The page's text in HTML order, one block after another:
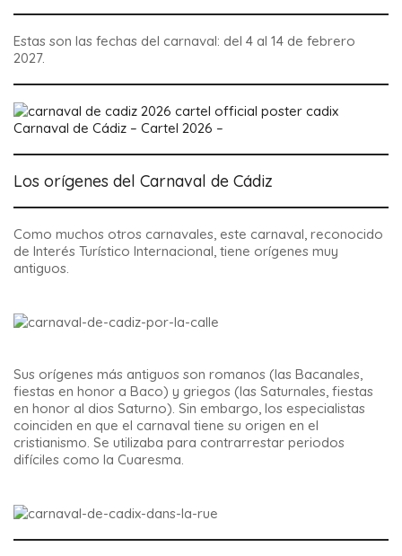
Estas son las fechas del carnaval: del 4 al 14 de febrero
2027.
Carnaval de Cádiz – Cartel 2026 –
Los orígenes del Carnaval de Cádiz
Como muchos otros carnavales, este carnaval, reconocido
de Interés Turístico Internacional, tiene orígenes muy
antiguos.
Sus orígenes más antiguos son romanos (las Bacanales,
fiestas en honor a Baco) y griegos (las Saturnales, fiestas
en honor al dios Saturno). Sin embargo, los especialistas
coinciden en que el carnaval tiene su origen en el
cristianismo. Se utilizaba para contrarrestar periodos
difíciles como la Cuaresma.